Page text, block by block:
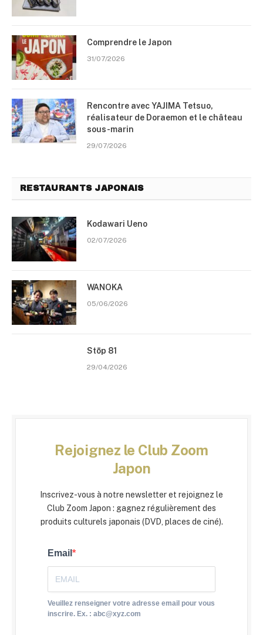
Comprendre le Japon
31/07/2026
Rencontre avec YAJIMA Tetsuo,
réalisateur de Doraemon et le château
sous-marin
29/07/2026
RESTAURANTS JAPONAIS
Kodawari Ueno
02/07/2026
WANOKA
05/06/2026
Stōp 81
29/04/2026
Rejoignez le Club Zoom
Japon
Inscrivez-vous à notre newsletter et rejoignez le
Club Zoom Japon : gagnez régulièrement des
produits culturels japonais (DVD, places de ciné).
Email
Veuillez renseigner votre adresse email pour vous
inscrire. Ex. : abc@xyz.com